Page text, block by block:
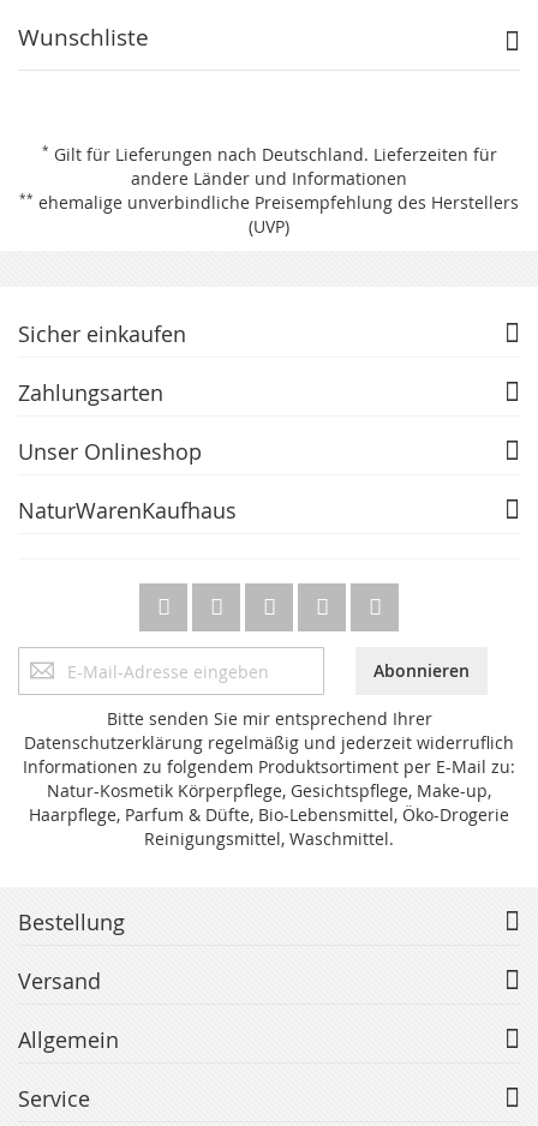
Wunschliste
* Gilt für Lieferungen nach Deutschland. Lieferzeiten für
andere Länder und Informationen
** ehemalige unverbindliche Preisempfehlung des Herstellers
(UVP)
Sicher einkaufen
Zahlungsarten
Unser Onlineshop
NaturWarenKaufhaus
Anmeldung
zum
Abonnieren
Bitte senden Sie mir entsprechend Ihrer
Datenschutzerklärung regelmäßig und jederzeit widerruflich
Informationen zu folgendem Produktsortiment per E-Mail zu:
Natur-Kosmetik Körperpflege, Gesichtspflege, Make-up,
Haarpflege, Parfum & Düfte, Bio-Lebensmittel, Öko-Drogerie
Reinigungsmittel, Waschmittel.
Bestellung
Versand
Allgemein
Service